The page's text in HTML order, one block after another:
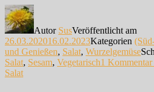
Autor SusVeröffentlicht am
26.03.202016.02.2023Kategorien
und Genießen, Salat, Wurzelgemüse
Salat, Sesam, Vegetarisch1 Kommentar
Salat